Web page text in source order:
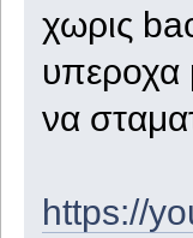
χωρις
υπεροχα
να
https://